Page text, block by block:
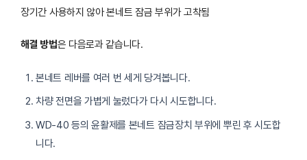
장기간 사용하지 않아 본네트 잠금 부위가 고착됨
해결 방법은 다음로과 같습니다.
본네트 레버를 여러 번 세게 당겨봅니다.
차량 전면을 가볍게 눌렀다가 다시 시도합니다.
WD-40 등의 윤활제를 본네트 잠금장치 부위에 뿌린 후 시도합
니다.